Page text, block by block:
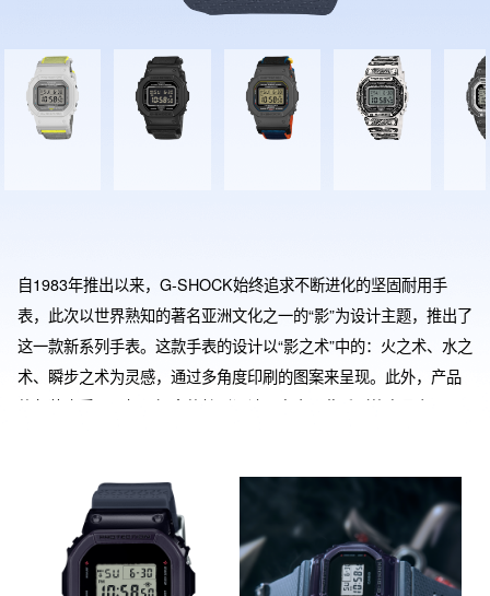
自1983年推出以来，G-SHOCK始终追求不断进化的坚固耐用手
表，此次以世界熟知的著名亚洲文化之一的“影”为设计主题，推出了
这一款新系列手表。这款手表的设计以“影之术”中的：火之术、水之
术、瞬步之术为灵感，通过多角度印刷的图案来呈现。此外，产品
的包装也采用了相同概念的特别设计，突出了此系列的产品主题。